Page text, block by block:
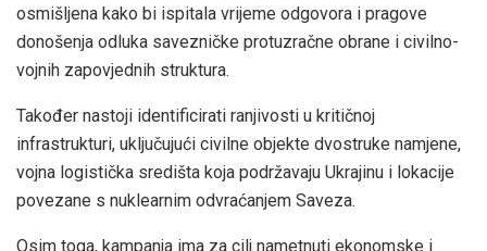
osmišljena kako bi ispitala vrijeme odgovora i pragove
donošenja odluka savezničke protuzračne obrane i civilno-
vojnih zapovjednih struktura.
Također nastoji identificirati ranjivosti u kritičnoj
infrastrukturi, uključujući civilne objekte dvostruke namjene,
vojna logistička središta koja podržavaju Ukrajinu i lokacije
povezane s nuklearnim odvraćanjem Saveza.
Osim toga, kampanja ima za cilj nametnuti ekonomske i